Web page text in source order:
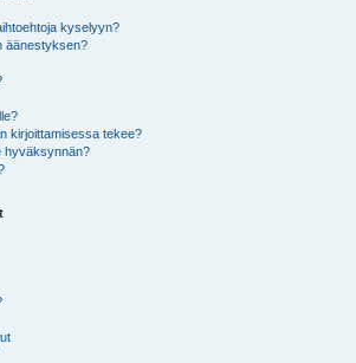
kyselyyn?
äänestyksen?
kirjoittamisessa tekee?
hyväksynnän?